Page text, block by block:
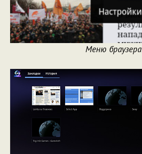
Меню браузера